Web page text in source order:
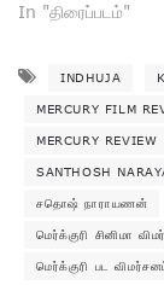
In "திரைப்படம்"
INDHUJA
MERCURY FILM
MERCURY REVIEW
SANTHOSH
சதொஷ் நாராயணன்
மெர்க்குரி சினிமா
மெர்க்குரி பட